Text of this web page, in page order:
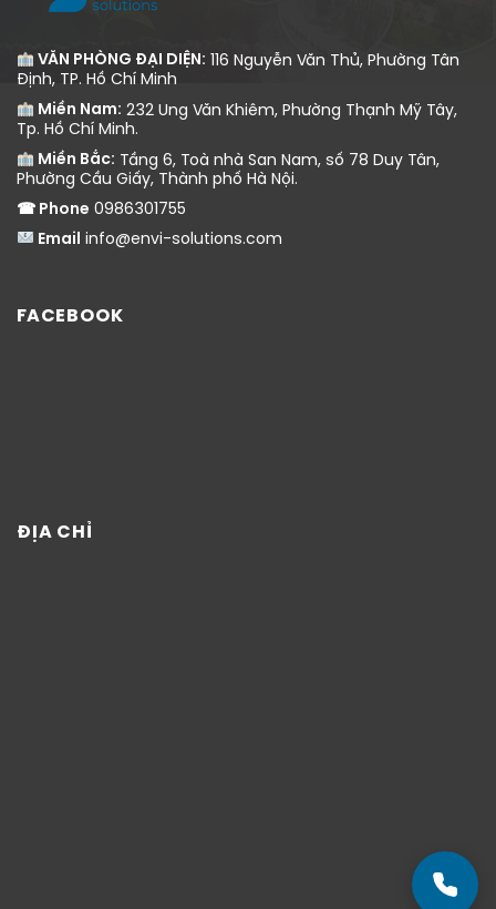
VĂN PHÒNG ĐẠI DIỆN: 116 Nguyễn Văn Thủ, Phường Tân
Định, TP. Hồ Chí Minh
Miền Nam: 232 Ung Văn Khiêm, Phường Thạnh Mỹ Tây,
Tp. Hồ Chí Minh.
Miền Bắc: Tầng 6, Toà nhà San Nam, số 78 Duy Tân,
Phường Cầu Giấy, Thành phố Hà Nội.
☎ Phone 0986301755
Email info@envi-solutions.com
FACEBOOK
ĐỊA CHỈ